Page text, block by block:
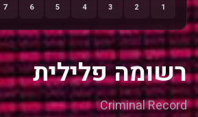
1
2
3
4
5
6
7
רשומה פלילית
Criminal Record